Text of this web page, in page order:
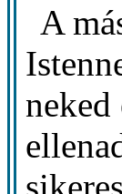
A
neked